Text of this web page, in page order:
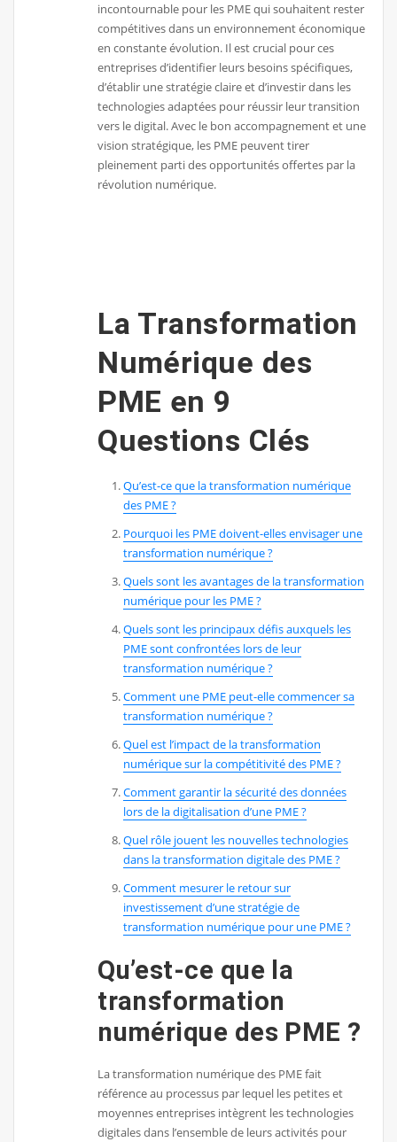
incontournable pour les PME qui souhaitent rester
compétitives dans un environnement économique
en constante évolution. Il est crucial pour ces
entreprises d’identifier leurs besoins spécifiques,
d’établir une stratégie claire et d’investir dans les
technologies adaptées pour réussir leur transition
vers le digital. Avec le bon accompagnement et une
vision stratégique, les PME peuvent tirer
pleinement parti des opportunités offertes par la
révolution numérique.
La Transformation
Numérique des
PME en 9
Questions Clés
Qu’est-ce que la transformation numérique
des PME ?
Pourquoi les PME doivent-elles envisager une
transformation numérique ?
Quels sont les avantages de la transformation
numérique pour les PME ?
Quels sont les principaux défis auxquels les
PME sont confrontées lors de leur
transformation numérique ?
Comment une PME peut-elle commencer sa
transformation numérique ?
Quel est l’impact de la transformation
numérique sur la compétitivité des PME ?
Comment garantir la sécurité des données
lors de la digitalisation d’une PME ?
Quel rôle jouent les nouvelles technologies
dans la transformation digitale des PME ?
Comment mesurer le retour sur
investissement d’une stratégie de
transformation numérique pour une PME ?
Qu’est-ce que la
transformation
numérique des PME ?
La transformation numérique des PME fait
référence au processus par lequel les petites et
moyennes entreprises intègrent les technologies
digitales dans l’ensemble de leurs activités pour